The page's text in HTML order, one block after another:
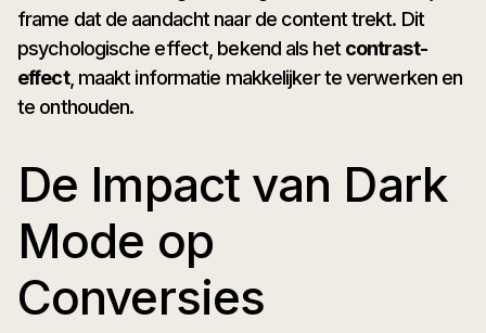
frame dat de aandacht naar de content trekt. Dit
psychologische effect, bekend als het contrast-
effect, maakt informatie makkelijker te verwerken en
te onthouden.
De Impact van Dark
Mode op
Conversies